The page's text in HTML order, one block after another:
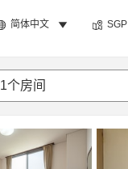
简体中文 SGP
1个房间